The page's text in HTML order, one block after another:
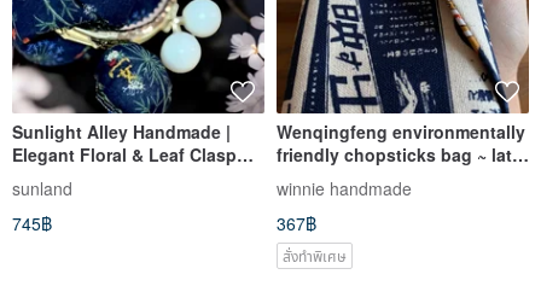
Sunlight Alley Handmade |
Elegant Floral & Leaf Clasp
Purse | Pouch | Coin Purse
sunland
745฿
Wenqingfeng environmentally
friendly chopsticks bag ~ late
night canteen concise white
storage bag environmentally
friendly chopsticks bag.
Hand-made tableware bag
winnie handmade
367฿
สั่งทำพิเศษ